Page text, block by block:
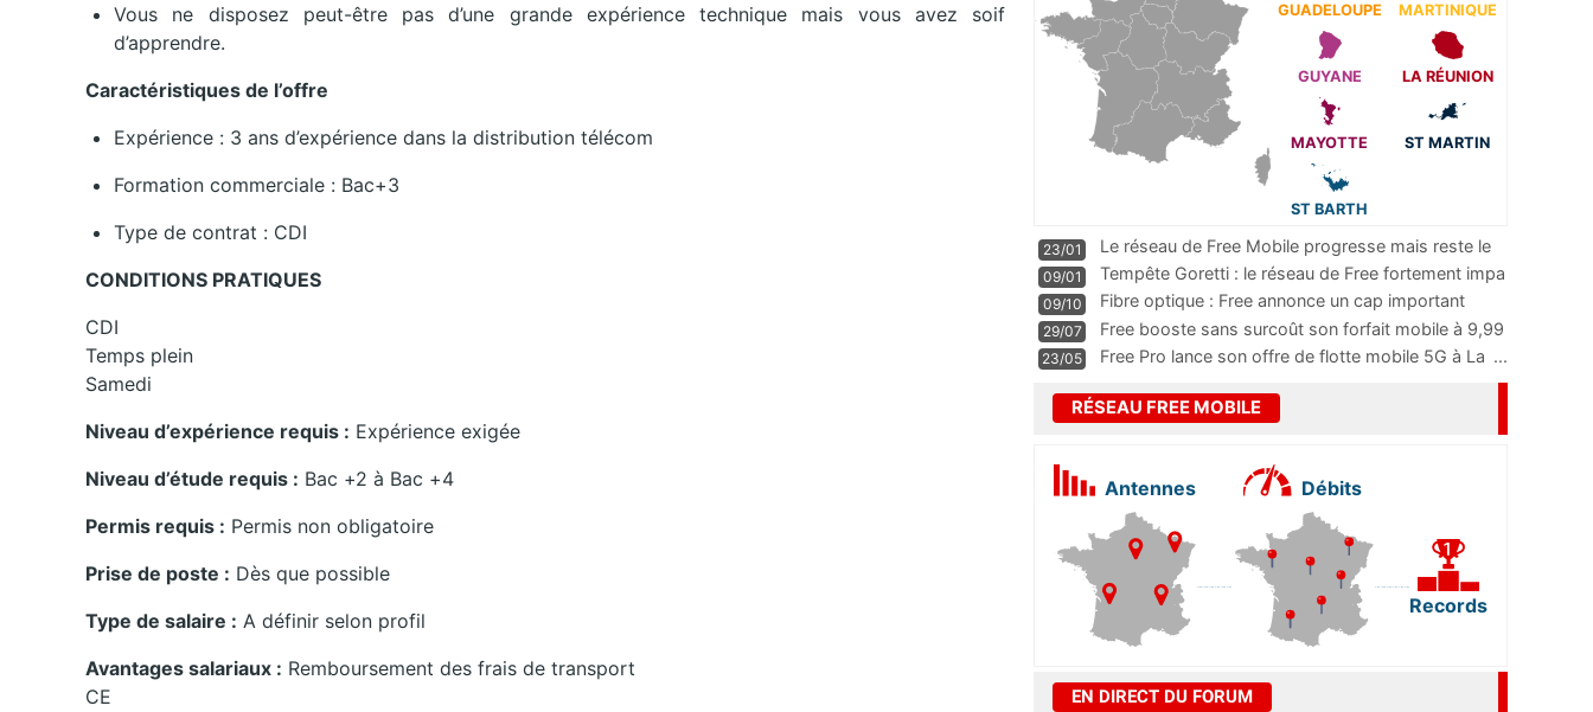
Vous ne disposez peut-être pas d’une grande expérience technique mais vous avez soif
d’apprendre.
Caractéristiques de l’offre
Expérience : 3 ans d’expérience dans la distribution télécom
Formation commerciale : Bac+3
Type de contrat : CDI
CONDITIONS PRATIQUES
CDI
Temps plein
Samedi
Niveau d’expérience requis : Expérience exigée
Niveau d’étude requis : Bac +2 à Bac +4
Permis requis : Permis non obligatoire
Prise de poste : Dès que possible
Type de salaire : A définir selon profil
Avantages salariaux : Remboursement des frais de transport
CE
GUADELOUPE MARTINIQUE
GUYANE LA RÉUNION
MAYOTTE ST MARTIN
ST BARTH
23/01
Le réseau de Free Mobile progresse mais reste le
m
...
09/01
Tempête Goretti : le réseau de Free fortement impa
09/10
Fibre optique : Free annonce un cap important
pass
...
29/07
Free booste sans surcoût son forfait mobile à 9,99
23/05 Free Pro lance son offre de flotte mobile 5G à La ...
RÉSEAU FREE MOBILE
Antennes Débits
Records
EN DIRECT DU FORUM